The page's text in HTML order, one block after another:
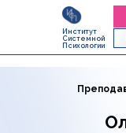
Институт
Системной
Психологии